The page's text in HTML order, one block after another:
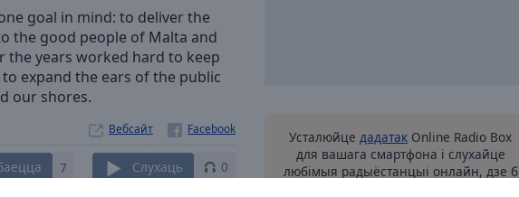
goal in mind: to deliver the
the good people of Malta and
the years worked hard to keep
expand the ears of the public
our shores.
Вебсайт
7 Слухаць 0
Усталюйце дадатак Online Radio Box
для вашага смартфона і слухайце
любімыя радыёстанцыі онлайн, дзе б